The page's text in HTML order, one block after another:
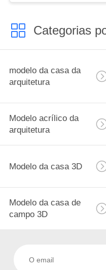
Categorias
modelo da casa da
arquitetura
Modelo acrílico da
arquitetura
Modelo da casa 3D
Modelo da casa de
campo 3D